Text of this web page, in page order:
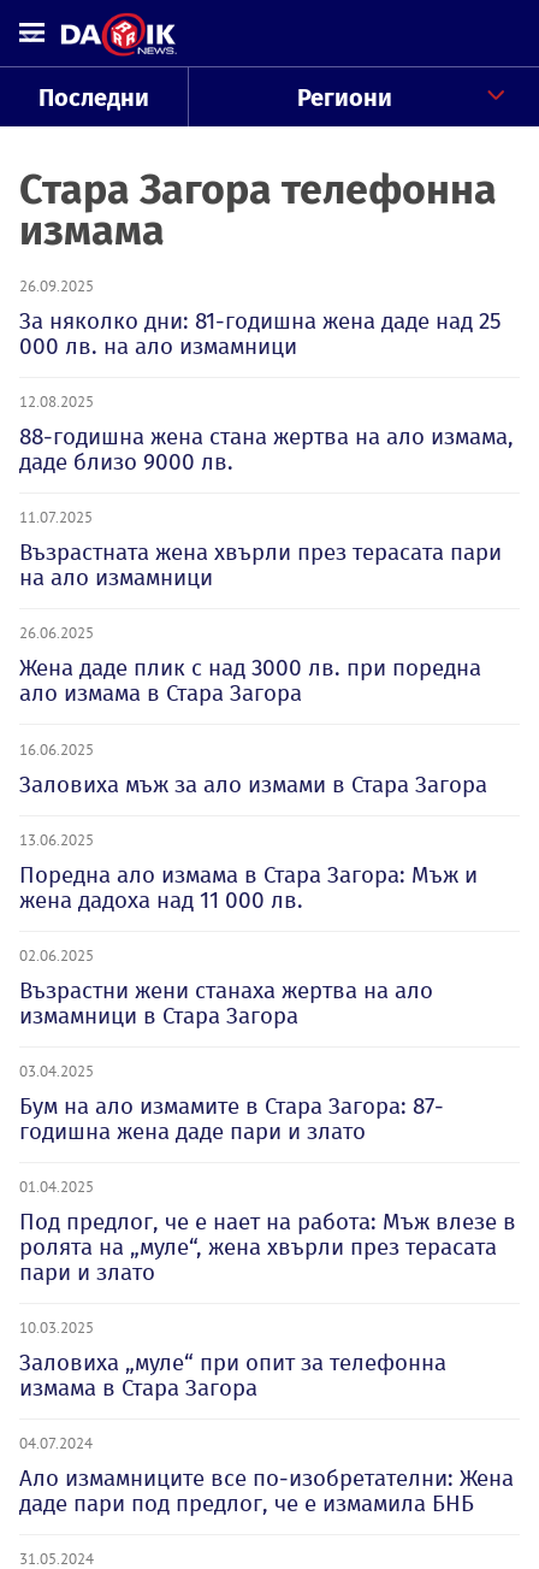
Последни Региони
Стара Загора телефонна
измама
26.09.2025
За няколко дни: 81-годишна жена даде над 25
000 лв. на ало измамници
12.08.2025
88-годишна жена стана жертва на ало измама,
даде близо 9000 лв.
11.07.2025
Възрастната жена хвърли през терасата пари
на ало измамници
26.06.2025
Жена даде плик с над 3000 лв. при поредна
ало измама в Стара Загора
16.06.2025
Заловиха мъж за ало измами в Стара Загора
13.06.2025
Поредна ало измама в Стара Загора: Мъж и
жена дадоха над 11 000 лв.
02.06.2025
Възрастни жени станаха жертва на ало
измамници в Стара Загора
03.04.2025
Бум на ало измамите в Стара Загора: 87-
годишна жена даде пари и злато
01.04.2025
Под предлог, че е нает на работа: Мъж влезе в
ролята на „муле“, жена хвърли през терасата
пари и злато
10.03.2025
Заловиха „муле“ при опит за телефонна
измама в Стара Загора
04.07.2024
Ало измамниците все по-изобретателни: Жена
даде пари под предлог, че е измамила БНБ
31.05.2024